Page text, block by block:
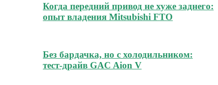
Когда передний привод не хуже заднего:
опыт владения Mitsubishi FTO
Без бардачка, но с холодильником:
тест-драйв GAC Aion V